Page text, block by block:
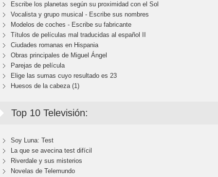
Escribe los planetas según su proximidad con el Sol
Vocalista y grupo musical - Escribe sus nombres
Modelos de coches - Escribe su fabricante
Títulos de películas mal traducidas al español II
Ciudades romanas en Hispania
Obras principales de Miguel Ángel
Parejas de película
Elige las sumas cuyo resultado es 23
Huesos de la cabeza (1)
Top 10 Televisión:
Soy Luna: Test
La que se avecina test difícil
Riverdale y sus misterios
Novelas de Telemundo